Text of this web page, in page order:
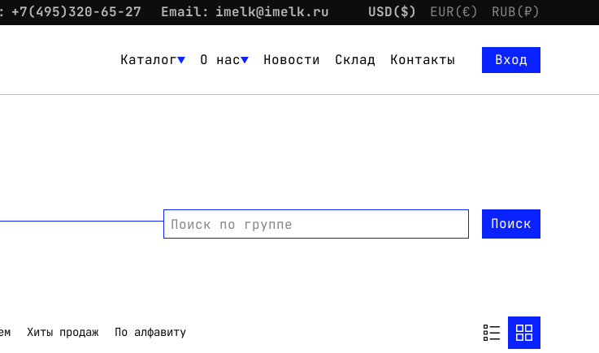
+7(495)320-65-27 Email: imelk@imelk.ru USD($) EUR(€) RUB(₽)
Каталог О нас Новости Склад Контакты
Вход
Контакты
Поиск по группе Поиск
Хиты продаж По алфавиту